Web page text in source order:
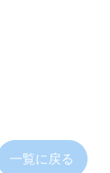
一覧に戻る